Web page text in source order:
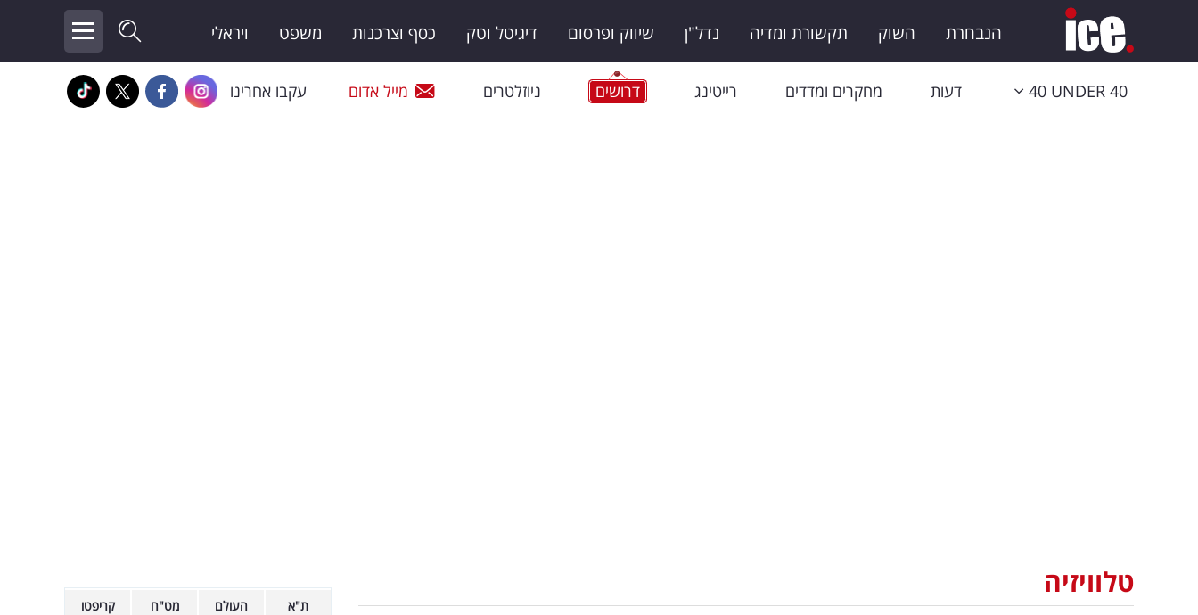
הנבחרת השוק תקשורת ומדיה נדל"ן שיווק ופרסום דיגיטל וטק כסף וצרכנות משפט ויראלי
40 UNDER 40 דעות מחקרים ומדדים רייטינג דרושים ניוזלטרים מייל אדום עקבו אחרינו
טלוויזיה
ת"א העולם מט"ח קריפטו